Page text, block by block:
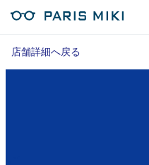
マイページ
店舗詳細へ戻る